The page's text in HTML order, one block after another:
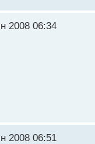
2008 06:34
2008 06:51